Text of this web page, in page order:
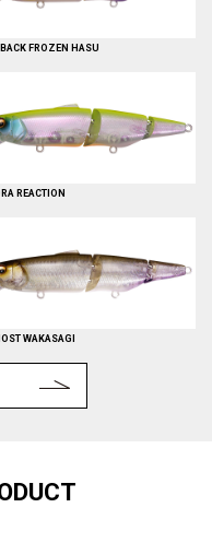
FROZEN HASU
REACTION
WAKASAGI